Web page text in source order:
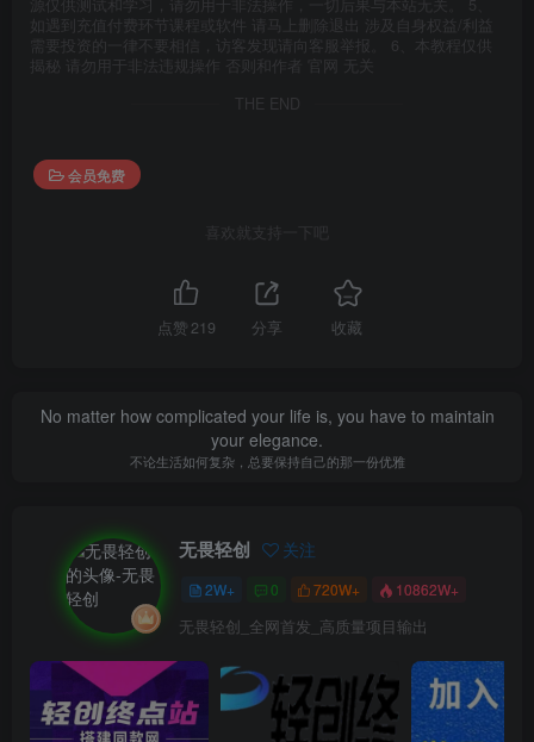
源仅供测试和学习，请勿用于非法操作，一切后果与本站无关。 5、
如遇到充值付费环节课程或软件 请马上删除退出 涉及自身权益/利益
需要投资的一律不要相信，访客发现请向客服举报。 6、本教程仅供
揭秘 请勿用于非法违规操作 否则和作者 官网 无关
THE END
会员免费
喜欢就支持一下吧
点赞 219 分享 收藏
No matter how complicated your life is, you have to maintain
your elegance.
不论生活如何复杂，总要保持自己的那一份优雅
无畏轻创 关注
2W+ 0 720W+ 10862W+
无畏轻创_全网首发_高质量项目输出